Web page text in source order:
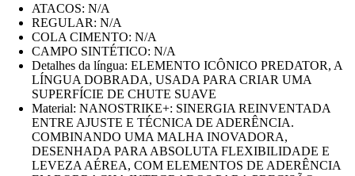
ATACOS: N/A
REGULAR: N/A
COLA CIMENTO: N/A
CAMPO SINTÉTICO: N/A
Detalhes da língua: ELEMENTO ICÔNICO PREDATOR, A
LÍNGUA DOBRADA, USADA PARA CRIAR UMA
SUPERFÍCIE DE CHUTE SUAVE
Material: NANOSTRIKE+: SINERGIA REINVENTADA
ENTRE AJUSTE E TÉCNICA DE ADERÊNCIA.
COMBINANDO UMA MALHA INOVADORA,
DESENHADA PARA ABSOLUTA FLEXIBILIDADE E
LEVEZA AÉREA, COM ELEMENTOS DE ADERÊNCIA